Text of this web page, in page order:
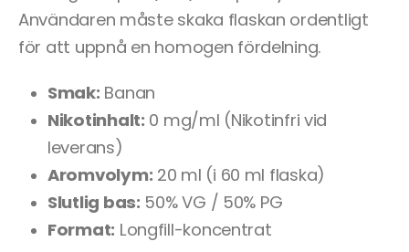
Användaren måste skaka flaskan ordentligt
för att uppnå en homogen fördelning.
Smak: Banan
Nikotinhalt: 0 mg/ml (Nikotinfri vid
leverans)
Aromvolym: 20 ml (i 60 ml flaska)
Slutlig bas: 50% VG / 50% PG
Format: Longfill-koncentrat